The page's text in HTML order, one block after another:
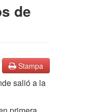
de
Stampa
salió a la